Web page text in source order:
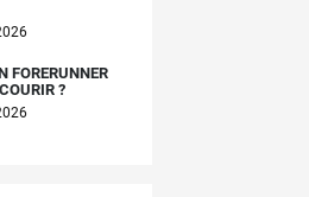
FORERUNNER
?